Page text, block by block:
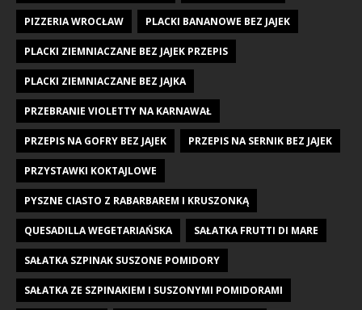
PIZZERIA WROCŁAW PLACKI BANANOWE BEZ JAJEK
PLACKI ZIEMNIACZANE BEZ JAJEK PRZEPIS
PLACKI ZIEMNIACZANE BEZ JAJKA
PRZEBRANIE VIOLETTY NA KARNAWAŁ
PRZEPIS NA GOFRY BEZ JAJEK PRZEPIS NA SERNIK BEZ JAJEK
PRZYSTAWKI KOKTAJLOWE
PYSZNE CIASTO Z RABARBAREM I KRUSZONKĄ
QUESADILLA WEGETARIAŃSKA SAŁATKA FRUTTI DI MARE
SAŁATKA SZPINAK SUSZONE POMIDORY
SAŁATKA ZE SZPINAKIEM I SUSZONYMI POMIDORAMI